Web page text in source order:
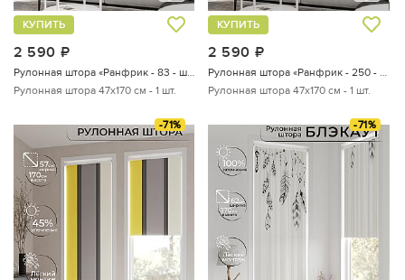
2 590
КУПИТЬ
Рулонная штора «Ранфрик - 83 - ширина 47 см»
Рулонная штора 47х170 см - 1 шт.
2 590
КУПИТЬ
Рулонная штора «Ранфрик - 250 - ширина 47 см»
Рулонная штора 47х170 см - 1 шт.
-71% -71%